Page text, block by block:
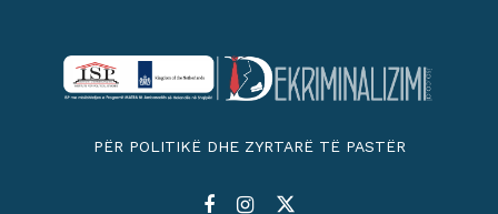
PËR POLITIKË DHE ZYRTARË TË PASTËR